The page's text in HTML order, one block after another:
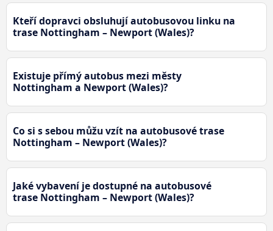
Kteří dopravci obsluhují autobusovou linku na
trase Nottingham – Newport (Wales)?
Existuje přímý autobus mezi městy
Nottingham a Newport (Wales)?
Co si s sebou můžu vzít na autobusové trase
Nottingham – Newport (Wales)?
Jaké vybavení je dostupné na autobusové
trase Nottingham – Newport (Wales)?